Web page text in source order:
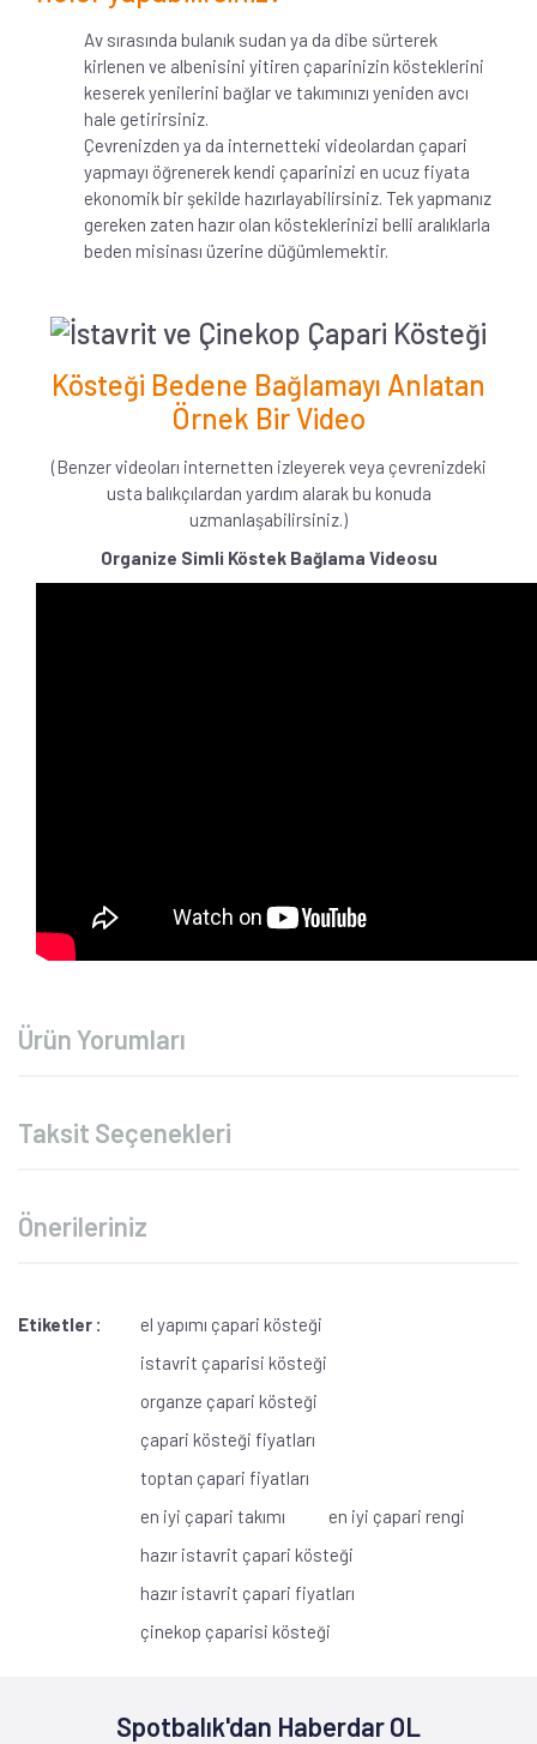
Av sırasında bulanık sudan ya da dibe sürterek
kirlenen ve albenisini yitiren çaparinizin kösteklerini
keserek yenilerini bağlar ve takımınızı yeniden avcı
hale getirirsiniz.
Çevrenizden ya da internetteki videolardan çapari
yapmayı öğrenerek kendi çaparinizi en ucuz fiyata
ekonomik bir şekilde hazırlayabilirsiniz. Tek yapmanız
gereken zaten hazır olan kösteklerinizi belli aralıklarla
beden misinası üzerine düğümlemektir.
Kösteği Bedene Bağlamayı Anlatan
Örnek Bir Video
(Benzer videoları internetten izleyerek veya çevrenizdeki
usta balıkçılardan yardım alarak bu konuda
uzmanlaşabilirsiniz.)
Organize Simli Köstek Bağlama Videosu
Ürün Yorumları
Taksit Seçenekleri
Önerileriniz
Etiketler :
el yapımı çapari kösteği
istavrit çaparisi kösteği
organze çapari kösteği
çapari kösteği fiyatları
toptan çapari fiyatları
en iyi çapari takımı
en iyi çapari rengi
hazır istavrit çapari kösteği
hazır istavrit çapari fiyatları
çinekop çaparisi kösteği
Spotbalık'dan Haberdar OL